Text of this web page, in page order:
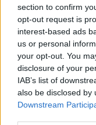
section to confirm
opt-out request is
interest-based ads
us or personal
your opt-out. You
disclosure of your
IAB’s list of
also be disclosed by
Downstream